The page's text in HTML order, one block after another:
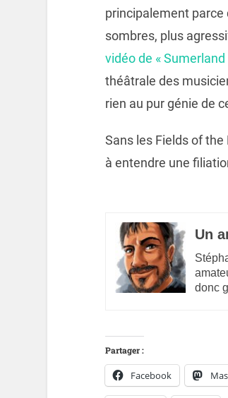
principalement parce
sombres, plus
vidéo de « Sumerland
théâtrale des
rien au pur génie de
Sans les Fields of
à entendre une
Un
donc
Partager :
Facebook